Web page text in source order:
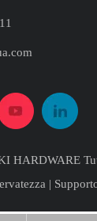
HARDWARE
|